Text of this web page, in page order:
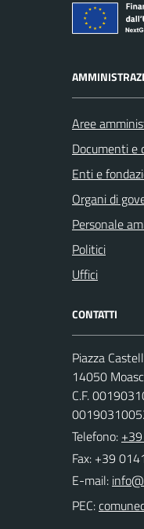
Aree
Documenti e
Enti e
Organi di
Personale
Politici
Uffici
CONTATTI
Piazza
14050
C.F.
Telefono:
Fax: +39
E-mail:
PEC: